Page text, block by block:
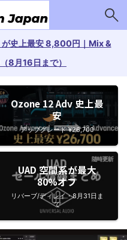
史上最安 8,800円｜Mix &
8月16日まで）
Ozone 12 Adv 史上最
安
アップグレード ¥26,700
UAD 空間系が最大
80%オフ
リバーブ/ディレイ・8月31日ま
で